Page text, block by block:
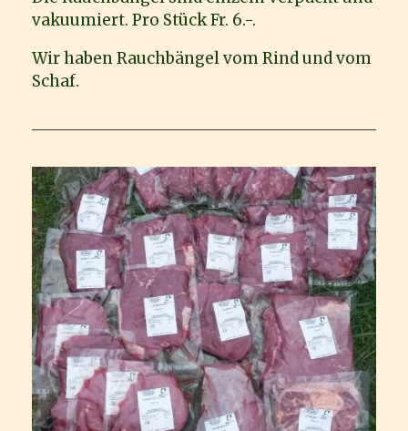
vakuumiert. Pro Stück Fr. 6.-.
Wir haben Rauchbängel vom Rind und vom
Schaf.